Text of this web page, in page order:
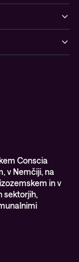
Conscia
v Nemčiji, na
in v
sektorjih,